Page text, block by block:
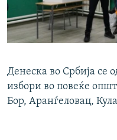
Денеска во Србија се
избори во повеќе
Бор, Аранѓеловац,